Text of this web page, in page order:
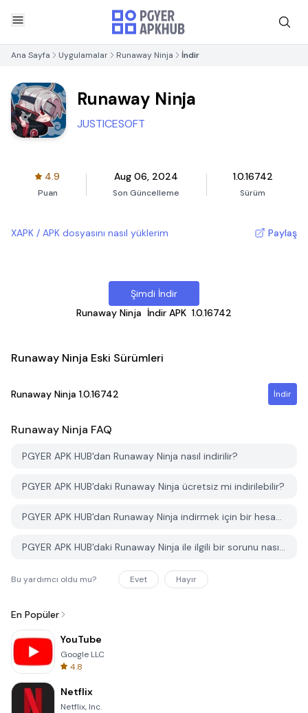
Ana Sayfa Uygulamalar Runaway Ninja İndir
Runaway Ninja
JUSTICESOFT
4.9
Puan
Aug 06, 2024
Son Güncelleme
1.0.16742
Sürüm
XAPK / APK dosyasını nasıl yüklerim Paylaş
Şimdi İndir
Runaway Ninja İndir APK 1.0.16742
Runaway Ninja Eski Sürümleri
Runaway Ninja 1.0.16742 İndir
Runaway Ninja FAQ
PGYER APK HUB'dan Runaway Ninja nasıl indirilir?
PGYER APK HUB'daki Runaway Ninja ücretsiz mi indirilebilir?
PGYER APK HUB'dan Runaway Ninja indirmek için bir hesaba ihtiyacım var mı?
PGYER APK HUB'daki Runaway Ninja ile ilgili bir sorunu nasıl bildirebilirim?
Bu yardımcı oldu mu? Evet Hayır
En Popüler
YouTube
Google LLC
4.8
Netflix
Netflix, Inc.